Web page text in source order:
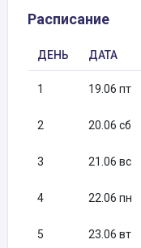
Расписание
ДЕНЬ ДАТА
1 19.06 пт
2 20.06 сб
3 21.06 вс
4 22.06 пн
5 23.06 вт